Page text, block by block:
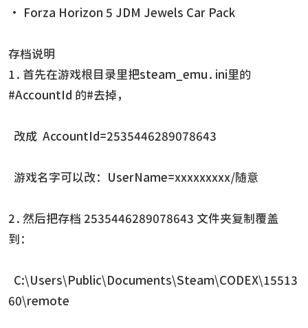
• Forza Horizon 5 JDM Jewels Car Pack
存档说明
1.首先在游戏根目录里把steam_emu.ini里的
#AccountId 的#去掉，
改成 AccountId=2535446289078643
游戏名字可以改：UserName=xxxxxxxxx/随意
2.然后把存档 2535446289078643 文件夹复制覆盖
到：
C:\Users\Public\Documents\Steam\CODEX\15513
60\remote